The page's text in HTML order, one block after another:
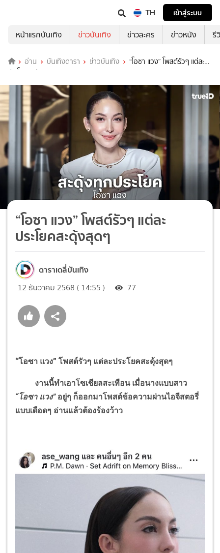
TH
เข้าสู่ระบบ
หน้าแรกบันเทิง
ข่าวบันเทิง ข่าวละคร ข่าวหนัง รี
อ่าน บันเทิงดารา ข่าวบันเทิง
“โอซา แวง” โพสต์รัวๆ แต่ละ
ประโยคสะดุ้งสุดๆ
“โอซา แวง” โพสต์รัวๆ แต่ละ
ประโยคสะดุ้งสุดๆ
ดาราเดลี่บันเทิง
12 ธันวาคม 2568 ( 14:55 ) 77
“โอซา แวง” โพสต์รัวๆ แต่ละประโยคสะดุ้งสุดๆ
งานนี้ทำเอาโซเชียลสะเทือน เมื่อนางแบบสาว
“โอซา แวง”อยู่ๆ ก็ออกมาโพสต์ข้อความผ่านไอจีสตอรี่
แบบเดือดๆ อ่านแล้วต้องร้องว้าว